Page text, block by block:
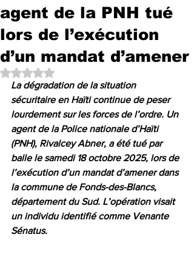
agent de la PNH tué
lors de l’exécution
d’un mandat d’amener
Noté NaN étoiles sur 5.
La dégradation de la situation
sécuritaire en Haïti continue de peser
lourdement sur les forces de l’ordre. Un
agent de la Police nationale d’Haïti
(PNH), Rivalcey Abner, a été tué par
balle le samedi 18 octobre 2025, lors de
l’exécution d’un mandat d’amener dans
la commune de Fonds-des-Blancs,
département du Sud. L’opération visait
un individu identifié comme Venante
Sénatus.